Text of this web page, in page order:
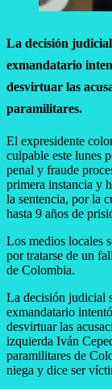
La decisión
exmandatario
desvirtuar las
paramilitares.
El expresidente
culpable este lunes
penal y fraude
primera instancia y
la sentencia, por la
hasta 9 años de
Los medios locales
por tratarse de un
de Colombia.
La decisión judicial
exmandatario
desvirtuar las
izquierda Iván
paramilitares de
niega y dice ser